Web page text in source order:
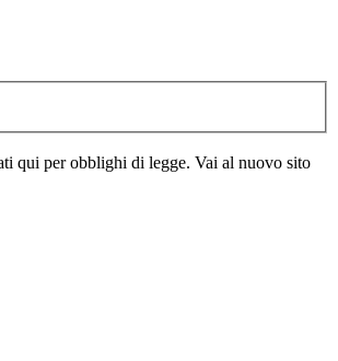
qui per obblighi di legge. Vai al nuovo sito